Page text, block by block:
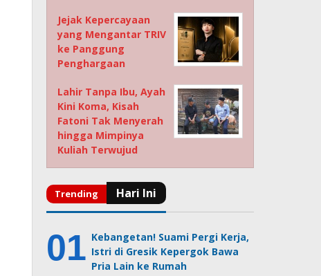
Jejak Kepercayaan
yang Mengantar TRIV
ke Panggung
Penghargaan
Lahir Tanpa Ibu, Ayah
Kini Koma, Kisah
Fatoni Tak Menyerah
hingga Mimpinya
Kuliah Terwujud
Kebangetan! Suami Pergi Kerja,
Istri di Gresik Kepergok Bawa
Pria Lain ke Rumah